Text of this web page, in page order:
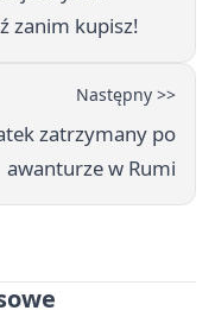
zanim kupisz!
Następny >>
zatrzymany po
awanturze w Rumi